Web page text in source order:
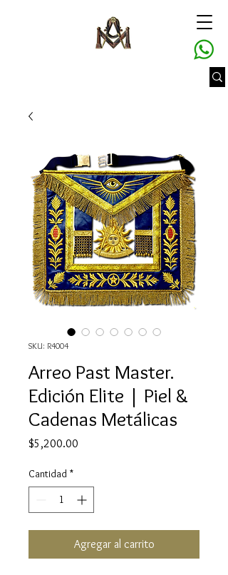
SKU: R4004
Arreo Past Master.
Edición Elite | Piel &
Cadenas Metálicas
$5,200.00
Cantidad *
Agregar al carrito